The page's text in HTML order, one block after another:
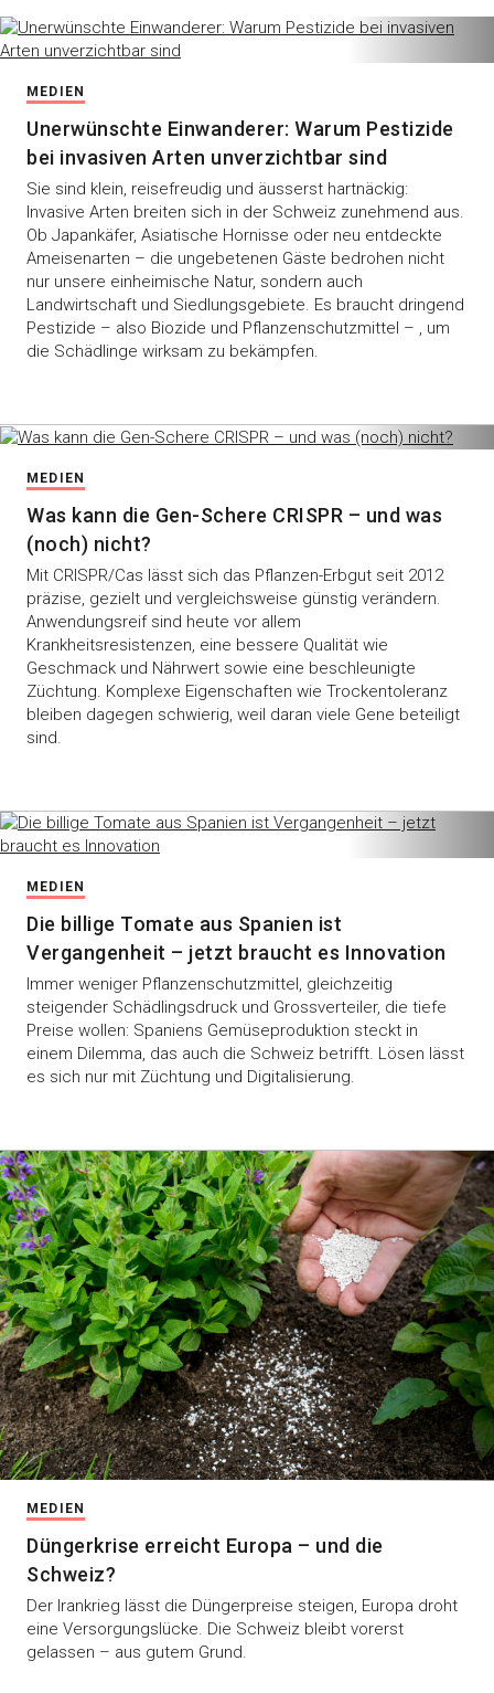
MEDIEN
Unerwünschte Einwanderer: Warum Pestizide
bei invasiven Arten unverzichtbar sind
Sie sind klein, reisefreudig und äusserst hartnäckig:
Invasive Arten breiten sich in der Schweiz zunehmend aus.
Ob Japankäfer, Asiatische Hornisse oder neu entdeckte
Ameisenarten – die ungebetenen Gäste bedrohen nicht
nur unsere einheimische Natur, sondern auch
Landwirtschaft und Siedlungsgebiete. Es braucht dringend
Pestizide – also Biozide und Pflanzenschutzmittel – , um
die Schädlinge wirksam zu bekämpfen.
MEDIEN
Was kann die Gen-Schere CRISPR – und was
(noch) nicht?
Mit CRISPR/Cas lässt sich das Pflanzen-Erbgut seit 2012
präzise, gezielt und vergleichsweise günstig verändern.
Anwendungsreif sind heute vor allem
Krankheitsresistenzen, eine bessere Qualität wie
Geschmack und Nährwert sowie eine beschleunigte
Züchtung. Komplexe Eigenschaften wie Trockentoleranz
bleiben dagegen schwierig, weil daran viele Gene beteiligt
sind.
MEDIEN
Die billige Tomate aus Spanien ist
Vergangenheit – jetzt braucht es Innovation
Immer weniger Pflanzenschutzmittel, gleichzeitig
steigender Schädlingsdruck und Grossverteiler, die tiefe
Preise wollen: Spaniens Gemüseproduktion steckt in
einem Dilemma, das auch die Schweiz betrifft. Lösen lässt
es sich nur mit Züchtung und Digitalisierung.
MEDIEN
Düngerkrise erreicht Europa – und die
Schweiz?
Der Irankrieg lässt die Düngerpreise steigen, Europa droht
eine Versorgungslücke. Die Schweiz bleibt vorerst
gelassen – aus gutem Grund.